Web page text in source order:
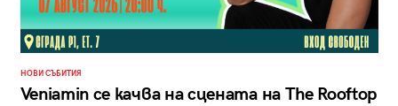
НОВИ СЪБИТИЯ
Veniamin се качва на сцената на The Rooftop